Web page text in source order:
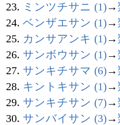
23. ミンツチサニ (1)→
24. ベンザエサン (1)→
25. カンサアンキ (1)→
26. サンボウサン (1)→
27. サンキチサマ (6)→
28. キントキサン (1)→
29. サンキチサン (7)→
30. サンバイサン (3)→